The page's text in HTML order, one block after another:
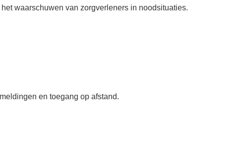
waarschuwen van zorgverleners in noodsituaties.
en toegang op afstand.